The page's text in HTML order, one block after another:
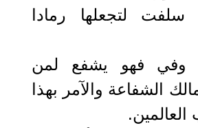
سلفت لتجعلها رمادا
وفي فهو يشفع لمن
الشفاعة والآمر بهذا